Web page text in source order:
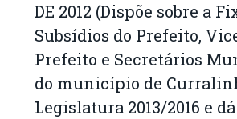
DE 2012 (Dispõe sobre a
Subsídios do Prefeito,
Prefeito e Secretários
do município de
Legislatura 2013/2016 e